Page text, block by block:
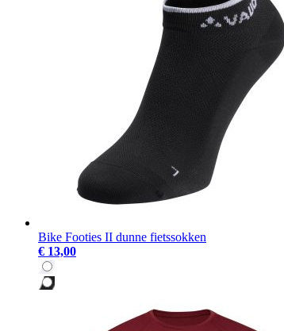
Bike Footies II dunne fietssokken
€ 13,00